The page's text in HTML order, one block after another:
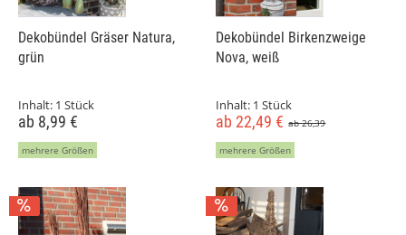
Dekobündel Gräser Natura,
grün
Inhalt: 1 Stück
ab 8,99 €
mehrere Größen
Dekobündel Birkenzweige
Nova, weiß
Inhalt: 1 Stück
ab 26,39
ab 22,49 €
mehrere Größen